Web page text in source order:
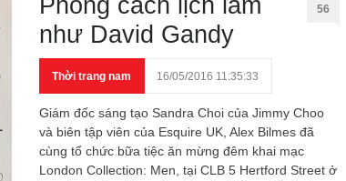
Phong cách lịch lãm
như David Gandy
56
Thời trang nam 16/05/2016 11:35:33
Giám đốc sáng tạo Sandra Choi của Jimmy Choo
và biên tập viên của Esquire UK, Alex Bilmes đã
cùng tổ chức bữa tiệc ăn mừng đêm khai mạc
London Collection: Men, tại CLB 5 Hertford Street ở